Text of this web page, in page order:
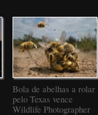
Bola de abelhas a rolar
pelo Texas vence
Wildlife Photographer